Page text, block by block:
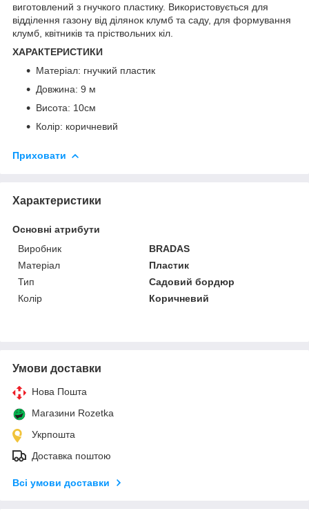
виготовлений з гнучкого пластику. Використовується для
відділення газону від ділянок клумб та саду, для формування
клумб, квітників та пріствольних кіл.
ХАРАКТЕРИСТИКИ
Матеріал: гнучкий пластик
Довжина: 9 м
Висота: 10см
Колір: коричневий
Приховати
Характеристики
Основні атрибути
Виробник
BRADAS
Матеріал
Пластик
Тип
Садовий бордюр
Колір
Коричневий
Умови доставки
Нова Пошта
Магазини Rozetka
Укрпошта
Доставка поштою
Всі умови доставки